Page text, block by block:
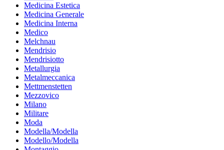
Medicina Estetica
Medicina Generale
Medicina Interna
Medico
Melchnau
Mendrisio
Mendrisiotto
Metallurgia
Metalmeccanica
Mettmenstetten
Mezzovico
Milano
Militare
Moda
Modella/Modella
Modello/Modella